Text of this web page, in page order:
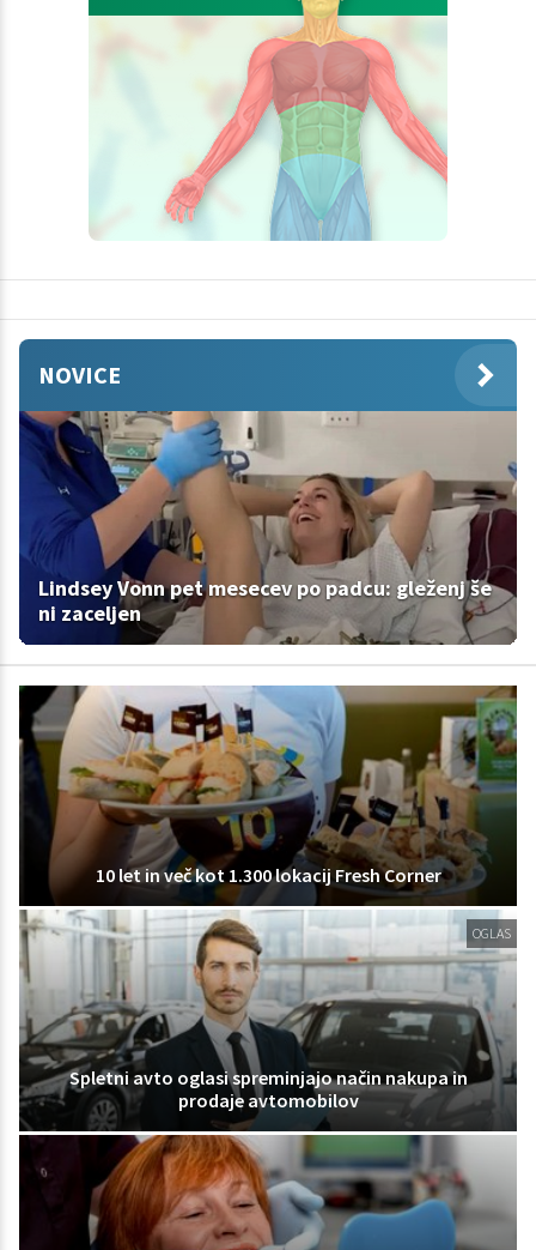
NOVICE
Lindsey Vonn pet mesecev po padcu: gleženj še
ni zaceljen
10 let in več kot 1.300 lokacij Fresh Corner
OGLAS
Spletni avto oglasi spreminjajo način nakupa in
prodaje avtomobilov